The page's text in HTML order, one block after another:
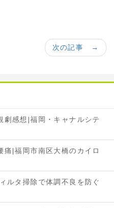
次の記事 →
感想|福岡・キャナルシテ
痛|福岡市南区大橋のカイロ
ルタ掃除で体調不良を防ぐ